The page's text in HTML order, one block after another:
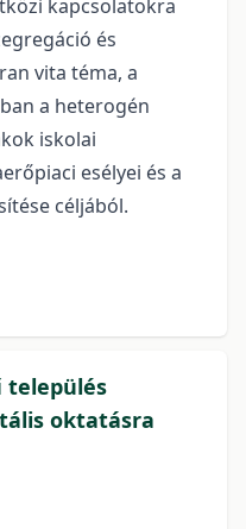
kapcsolatokra
és
vita téma, a
a heterogén
iskolai
esélyei és a
céljából.
település
oktatásra